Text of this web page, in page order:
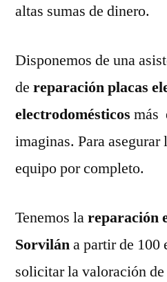
altas sumas de dinero.
Disponemos de una
de reparación placas
electrodomésticos más
imaginas. Para
equipo por completo.
Tenemos lareparación
Sorvilána partir de 100
solicitar la valoración